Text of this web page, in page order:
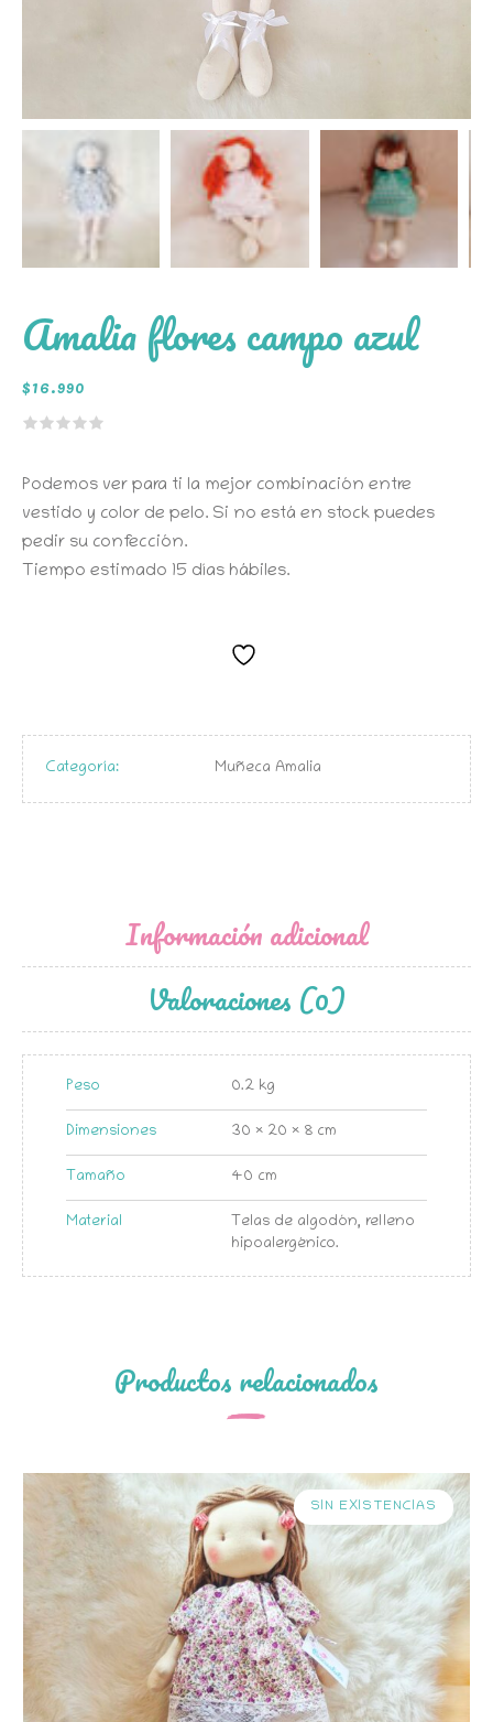
Amalia flores campo azul
$16.990
Podemos ver para ti la mejor combinación entre
vestido y color de pelo. Si no está en stock puedes
pedir su confección.
Tiempo estimado 15 días hábiles.
Categoría: Muñeca Amalia
Información adicional
Valoraciones (0)
Peso 0.2 kg
Dimensiones 30 × 20 × 8 cm
Tamaño 40 cm
Material
Telas de algodón, relleno
hipoalergénico.
Productos relacionados
SIN EXISTENCIAS